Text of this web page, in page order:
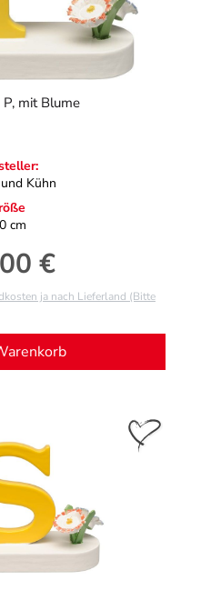
mit Blume
Kühn
cm
Preis:
€
ja nach Lieferland (Bitte